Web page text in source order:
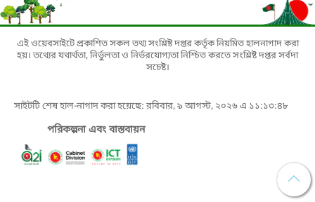
এই ওয়েবসাইটে প্রকাশিত সকল তথ্য সংশ্লিষ্ট দপ্তর কর্তৃক নিয়মিত হালনাগাদ করা
হয়। তথ্যের যথার্থতা, নির্ভুলতা ও নির্ভরযোগ্যতা নিশ্চিত করতে সংশ্লিষ্ট দপ্তর সর্বদা
সচেষ্ট।
সাইটটি শেষ হাল-নাগাদ করা হয়েছে: রবিবার, ৯ আগস্ট, ২০২৬ এ ১১:১৩:৪৮
পরিকল্পনা এবং বাস্তবায়ন